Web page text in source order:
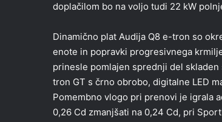
doplačilom bo na voljo tudi 22 kW
Dinamično plat Audija Q8 e-tron so
enote in popravki progresivnega
prinesle pomlajen sprednji del
tron GT s črno obrobo, digitalne LED
Pomembno vlogo pri prenovi je igrala
0,26 Cd zmanjšati na 0,24 Cd, pri